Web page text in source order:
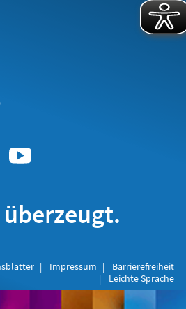
Impressum
Barrierefreiheit
Leichte Sprache